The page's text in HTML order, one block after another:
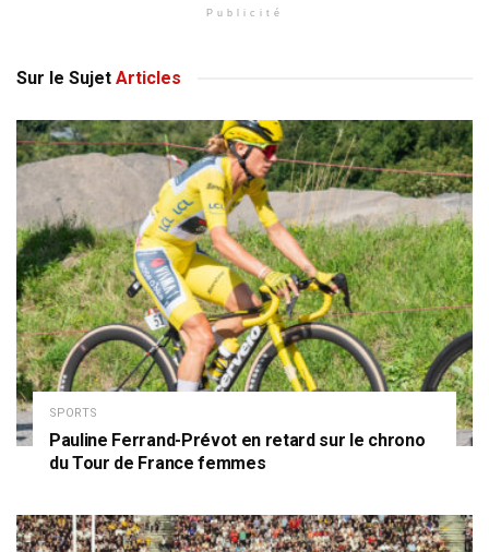
Publicité
Sur le Sujet Articles
SPORTS
Pauline Ferrand-Prévot en retard sur le chrono
du Tour de France femmes